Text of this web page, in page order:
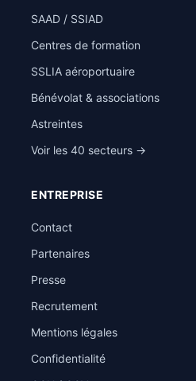
SAAD / SSIAD
Centres de formation
SSLIA aéroportuaire
Bénévolat & associations
Astreintes
Voir les 40 secteurs →
ENTREPRISE
Contact
Partenaires
Presse
Recrutement
Mentions légales
Confidentialité